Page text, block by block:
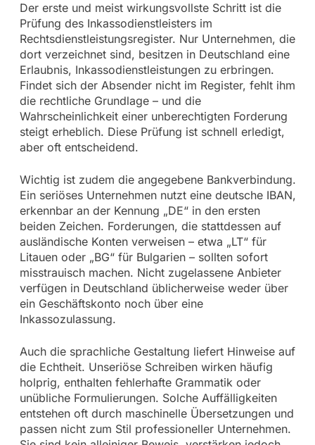
Der erste und meist wirkungsvollste Schritt ist die
Prüfung des Inkassodienstleisters im
Rechtsdienstleistungsregister. Nur Unternehmen, die
dort verzeichnet sind, besitzen in Deutschland eine
Erlaubnis, Inkassodienstleistungen zu erbringen.
Findet sich der Absender nicht im Register, fehlt ihm
die rechtliche Grundlage – und die
Wahrscheinlichkeit einer unberechtigten Forderung
steigt erheblich. Diese Prüfung ist schnell erledigt,
aber oft entscheidend.
Wichtig ist zudem die angegebene Bankverbindung.
Ein seriöses Unternehmen nutzt eine deutsche IBAN,
erkennbar an der Kennung „DE“ in den ersten
beiden Zeichen. Forderungen, die stattdessen auf
ausländische Konten verweisen – etwa „LT“ für
Litauen oder „BG“ für Bulgarien – sollten sofort
misstrauisch machen. Nicht zugelassene Anbieter
verfügen in Deutschland üblicherweise weder über
ein Geschäftskonto noch über eine
Inkassozulassung.
Auch die sprachliche Gestaltung liefert Hinweise auf
die Echtheit. Unseriöse Schreiben wirken häufig
holprig, enthalten fehlerhafte Grammatik oder
unübliche Formulierungen. Solche Auffälligkeiten
entstehen oft durch maschinelle Übersetzungen und
passen nicht zum Stil professioneller Unternehmen.